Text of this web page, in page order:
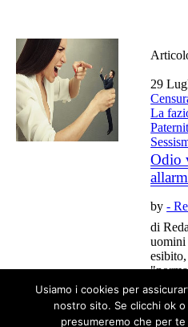
29
La
Odio
by-
di
uomini
Usiamo i cookies per
nostro sito. Se clicchi ok
presumeremo che per